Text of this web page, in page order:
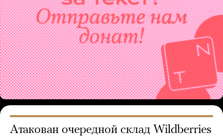
Атакован очередной склад Wildberries